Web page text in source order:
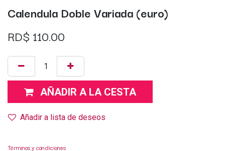
Calendula Doble Variada (euro)
RD$ 110.00
AÑADIR A LA CESTA
Añadir a lista de deseos
Términos y condiciones